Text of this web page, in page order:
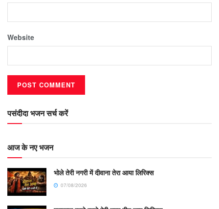
Website
पसंदीदा भजन सर्च करें
आज के नए भजन
भोले तेरी नगरी में दीवाना तेरा आया लिरिक्स
07/08/2026